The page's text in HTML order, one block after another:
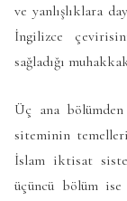
ve yanlışlıklara
İngilizce
sağladığı
Üç ana
siteminin
İslam iktisat
üçüncü bölüm